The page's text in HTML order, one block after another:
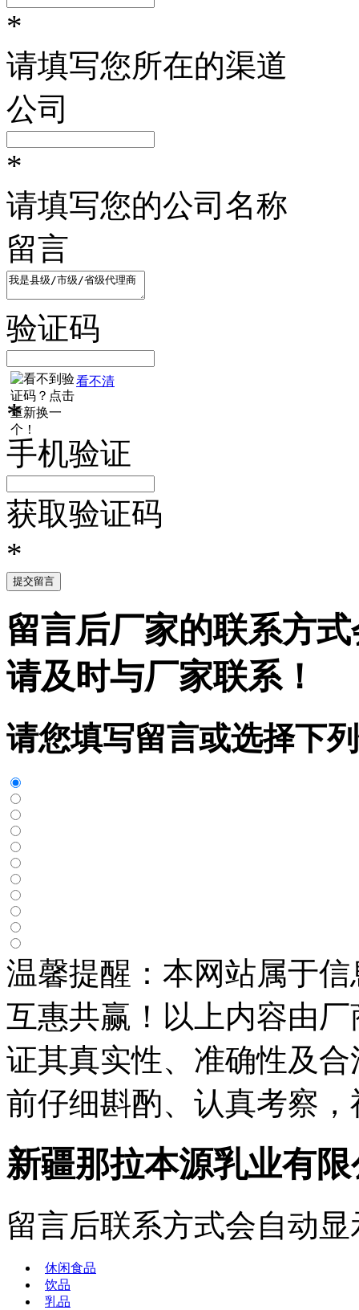
*
请填写您所在的渠道
公司
*
请填写您的公司名称
留言
验证码
看不清
*
手机验证
获取验证码
*
提交留言
留言后厂家的联系方
请及时与厂家联系！
请您填写留言或选择下
温馨提醒：本网站属于
互惠共赢！以上内容由
证其真实性、准确性及
前仔细斟酌、认真考察
新疆那拉本源乳业有
留言后联系方式会自动显
休闲食品
饮品
乳品